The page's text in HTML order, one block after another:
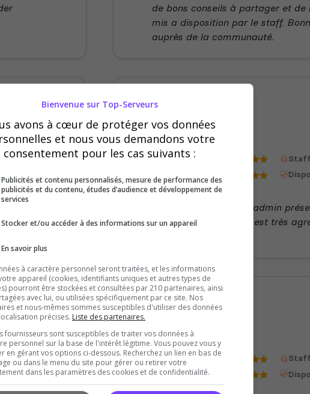
de bons conseils à partager et de
mis a disposition par le staff.
auprès de la communauté.
en
Merci au
il y a 2 ans
Qualité
Ambiance
Ce serveur est top Un admin
ambiance. Ce serveur est très
Snoopy3383
5
Qualité
Ambiance
Bienvenue sur Top-Serveurs
avons à cœur de protéger vos données
et nous vous demandons votre
consentement pour les cas suivants :
Publicités et contenu personnalisés, mesure de performance des
publicités et du contenu, études d’audience et développement de
services
Stocker et/ou accéder à des informations sur un appareil
En savoir plus
à caractère personnel seront traitées, et les informations
appareil (cookies, identifiants uniques et autres types de
pourront être stockées et consultées par 210 partenaires, ainsi
avec lui, ou utilisées spécifiquement par ce site. Nos
et nous-mêmes sommes susceptibles d'utiliser des données
précises. Liste des partenaires.
fournisseurs sont susceptibles de traiter vos données à
personnel sur la base de l'intérêt légitime. Vous pouvez vous y
en gérant vos options ci-dessous. Recherchez un lien en bas de
ou dans le menu du site pour gérer ou retirer votre
dans les paramètres des cookies et de confidentialité.